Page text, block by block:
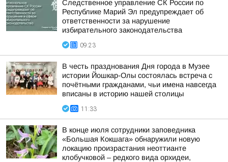
Следственное управление СК России по
Республике Марий Эл предупреждает об
ответственности за нарушение
избирательного законодательства
09:23
В честь празднования Дня города в Музее
истории Йошкар-Олы состоялась встреча с
почётными гражданами, чьи имена навсегда
вписаны в историю нашей столицы
11:33
В конце июля сотрудники заповедника
«Большая Кокшага» обнаружили новую
локацию произрастания неоттианте
клобучковой – редкого вида орхидеи,